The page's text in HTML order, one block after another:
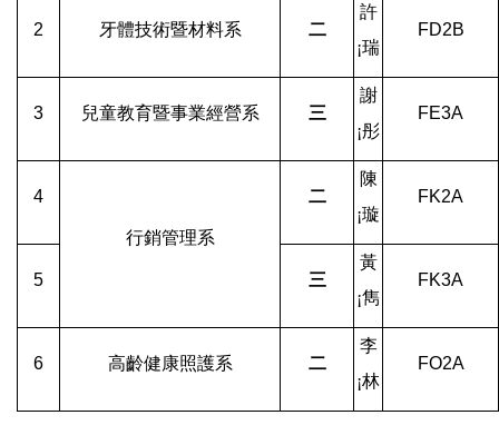
2 牙體技術暨材料系 二
許
¡瑞
FD2B
3 兒童教育暨事業經營系 三
謝
¡彤
FE3A
4
行銷管理系
二
陳
¡璇
FK2A
5 三
黃
¡雋
FK3A
6 高齡健康照護系 二
李
¡林
FO2A